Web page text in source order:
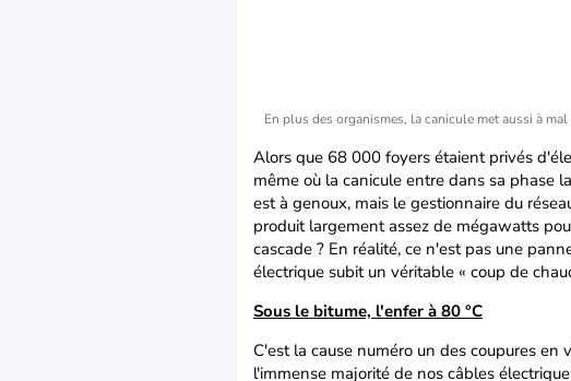
En plus des organismes, la canicule met aussi à
Alors que 68 000 foyers étaient privés
même où la canicule entre dans sa phase
est à genoux, mais le gestionnaire du
produit largement assez de mégawatts
cascade ? En réalité, ce n'est pas une
électrique subit un véritable « coup de
Sous le bitume, l'enfer à 80 °C
C'est la cause numéro un des coupures
l'immense majorité de nos câbles